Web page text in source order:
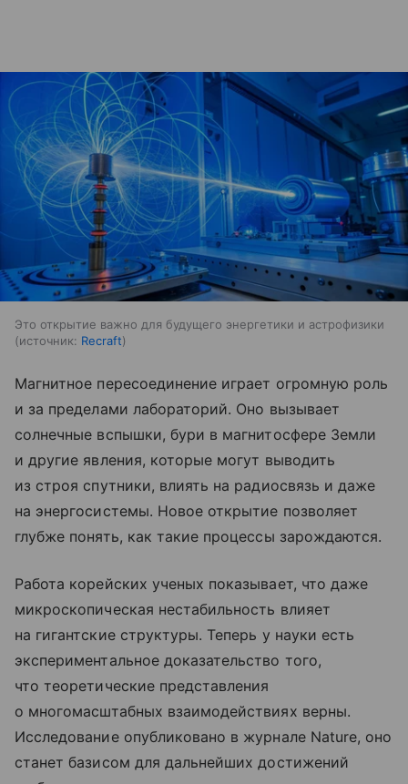
Это открытие важно для будущего энергетики и астрофизики
источник: Recraft
Магнитное пересоединение играет огромную роль
и за пределами лабораторий. Оно вызывает
солнечные вспышки, бури в магнитосфере Земли
и другие явления, которые могут выводить
из строя спутники, влиять на радиосвязь и даже
на энергосистемы. Новое открытие позволяет
глубже понять, как такие процессы зарождаются.
Работа корейских ученых показывает, что даже
микроскопическая нестабильность влияет
на гигантские структуры. Теперь у науки есть
экспериментальное доказательство того,
что теоретические представления
о многомасштабных взаимодействиях верны.
Исследование опубликовано в журнале Nature, оно
станет базисом для дальнейших достижений